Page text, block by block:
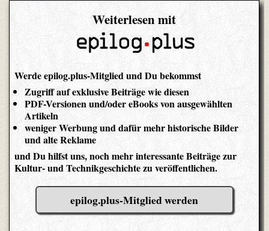
Weiterlesen mit
Werde epilog.plus-Mitglied und Du bekommst
Zugriff auf exklusive Beiträge wie diesen
PDF-Versionen und/oder eBooks von ausgewählten
Artikeln
weniger Werbung und dafür mehr historische Bilder
und alte Reklame
und Du hilfst uns, noch mehr interessante Beiträge zur
Kultur- und Technikgeschichte zu veröffentlichen.
epilog.plus-Mitglied werden